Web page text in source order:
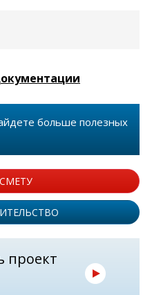
больше полезных
проект